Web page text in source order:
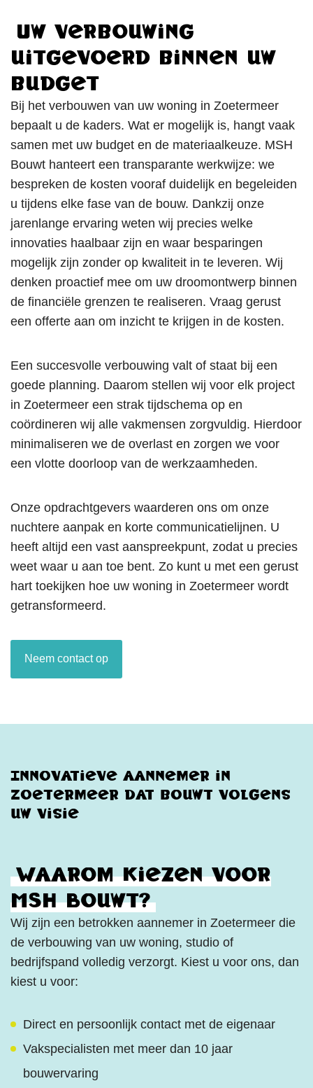
Uw verbouwing
uitgevoerd binnen uw
budget
Bij het verbouwen van uw woning in Zoetermeer
bepaalt u de kaders. Wat er mogelijk is, hangt vaak
samen met uw budget en de materiaalkeuze. MSH
Bouwt hanteert een transparante werkwijze: we
bespreken de kosten vooraf duidelijk en begeleiden
u tijdens elke fase van de bouw. Dankzij onze
jarenlange ervaring weten wij precies welke
innovaties haalbaar zijn en waar besparingen
mogelijk zijn zonder op kwaliteit in te leveren. Wij
denken proactief mee om uw droomontwerp binnen
de financiële grenzen te realiseren. Vraag gerust
een offerte aan om inzicht te krijgen in de kosten.
Een succesvolle verbouwing valt of staat bij een
goede planning. Daarom stellen wij voor elk project
in Zoetermeer een strak tijdschema op en
coördineren wij alle vakmensen zorgvuldig. Hierdoor
minimaliseren we de overlast en zorgen we voor
een vlotte doorloop van de werkzaamheden.
Onze opdrachtgevers waarderen ons om onze
nuchtere aanpak en korte communicatielijnen. U
heeft altijd een vast aanspreekpunt, zodat u precies
weet waar u aan toe bent. Zo kunt u met een gerust
hart toekijken hoe uw woning in Zoetermeer wordt
getransformeerd.
Neem contact op
Innovatieve aannemer in
Zoetermeer dat bouwt volgens
uw visie
Waarom kiezen voor
MSH Bouwt?
Wij zijn een betrokken aannemer in Zoetermeer die
de verbouwing van uw woning, studio of
bedrijfspand volledig verzorgt. Kiest u voor ons, dan
kiest u voor:
Direct en persoonlijk contact met de eigenaar
Vakspecialisten met meer dan 10 jaar
bouwervaring